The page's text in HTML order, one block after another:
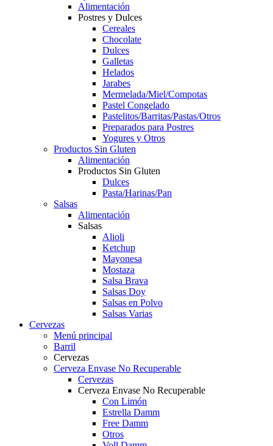
Alimentación
Postres y Dulces
Cereales
Chocolate
Dulces
Galletas
Helados
Jarabes
Mermelada/Miel/Compotas
Pastel Congelado
Pastelitos/Barritas/Pastas/Otros
Preparados para Postres
Yogures y Otros
Productos Sin Gluten
Alimentación
Productos Sin Gluten
Dulces
Pasta/Harinas/Pan
Salsas
Alimentación
Salsas
Alioli
Ketchup
Mayonesa
Mostaza
Salsa Brava
Salsas Doy
Salsas en Polvo
Salsas Varias
Cervezas
Menú principal
Barril
Cervezas
Cerveza Envase No Recuperable
Cervezas
Cerveza Envase No Recuperable
Con Limón
Estrella Damm
Free Damm
Otros